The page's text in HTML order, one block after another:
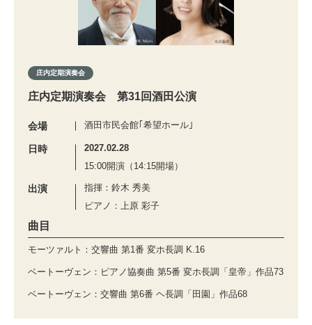
庄内定期演奏会
庄内定期演奏会 第31回酒田公演
会場 酒田市民会館｢希望ホール｣
日時
2027.02.28
15:00開演（14:15開場）
出演
指揮：鈴木 秀美
ピアノ：上原 彩子
曲目
モーツァルト：交響曲 第1番 変ホ長調 K.16
ベートーヴェン：ピアノ協奏曲 第5番 変ホ長調「皇帝」作品73
ベートーヴェン：交響曲 第6番 ヘ長調「田園」作品68